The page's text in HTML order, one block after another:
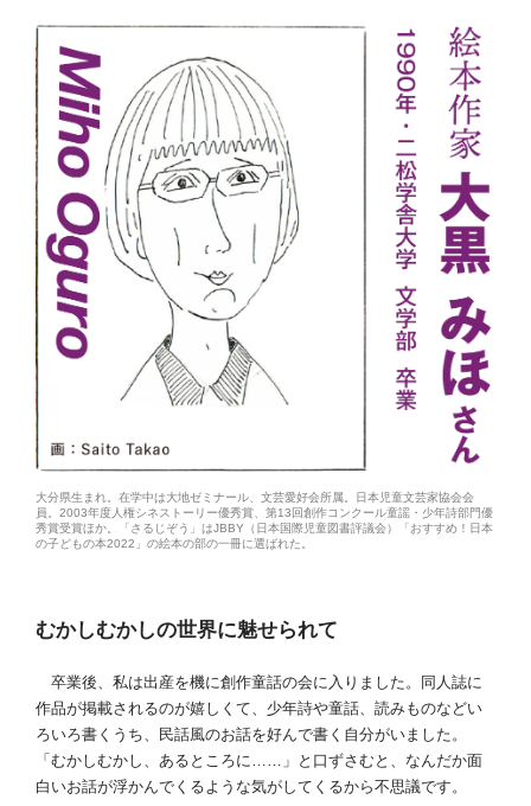
大分県生まれ。在学中は大地ゼミナール、文芸愛好会所属。日本児童文芸家協会会
員。2003年度人権シネストーリー優秀賞、第13回創作コンクール童謡・少年詩部門優
秀賞受賞ほか。「さるじぞう」はJBBY（日本国際児童図書評議会）「おすすめ！日本
の子どもの本2022」の絵本の部の一冊に選ばれた。
むかしむかしの世界に魅せられて
卒業後、私は出産を機に創作童話の会に入りました。同人誌に
作品が掲載されるのが嬉しくて、少年詩や童話、読みものなどい
ろいろ書くうち、民話風のお話を好んで書く自分がいました。
「むかしむかし、あるところに……」と口ずさむと、なんだか面
白いお話が浮かんでくるような気がしてくるから不思議です。